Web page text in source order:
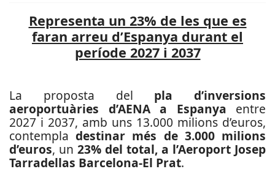
Representa un 23% de les que es
faran arreu d’Espanya durant el
període 2027 i 2037
La proposta del pla d’inversions
aeroportuàries d’AENA a Espanya entre
2027 i 2037, amb uns 13.000 milions d’euros,
contempladestinar més de 3.000 milions
d’euros, un 23% del total, a l’Aeroport Josep
Tarradellas Barcelona-El Prat.